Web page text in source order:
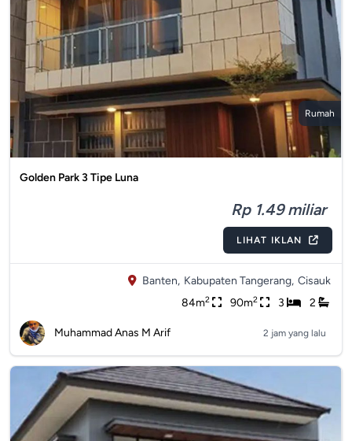
Rumah
Golden Park 3 Tipe Luna
Rp 1.49 miliar
LIHAT IKLAN
Banten, Kabupaten Tangerang, Cisauk
84m2 90m2 3 2
Muhammad Anas M Arif 2 jam yang lalu